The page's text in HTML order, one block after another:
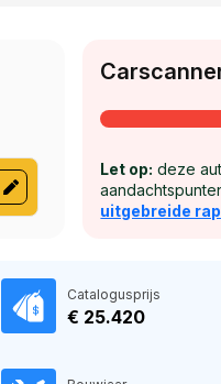
Let op: deze
uitgebreide
Catalogusprijs
€ 25.420